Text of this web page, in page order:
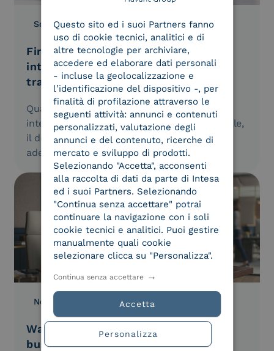
Soluzioni 18.05.2026
Firma elettronica e pagamenti
integrati: l’evoluzione dei processi
transattivi
Quando la firma elettronica e il pagamento
integrato avvengono in un unico flusso digitale,
il documento smette di essere un
adempimento burocratico e diventa un…
Normativa 29.04.2026
Wallet digitali e nuovi modelli di
business: quali opportunità
ITALIAN
Questo sito ed i suoi Partners fanno
uso di cookie tecnici, analitici e di
altre tecnologie per archiviare,
accedere ed elaborare dati personali
- incluse la geolocalizzazione e
l’identificazione del dispositivo -, per
finalità di profilazione attraverso le
seguenti attività: annunci e contenuti
personalizzati, valutazione degli
annunci e del contenuto, ricerche di
mercato e sviluppo di prodotti.
Selezionando "Accetta", acconsenti
alla raccolta di dati da parte di Intesa
ed i suoi Partners. Selezionando
"Continua senza accettare" potrai
continuare la navigazione con i soli
cookie tecnici e analitici. Puoi gestire
manualmente quali cookie
selezionare clicca su "Personalizza".
Accetta
Continua senza accettare
Personalizza